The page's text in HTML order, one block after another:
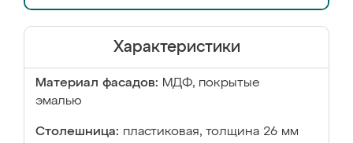
Характеристики
Материал фасадов: МДФ, покрытые
эмалью
Столешница: пластиковая, толщина 26 мм